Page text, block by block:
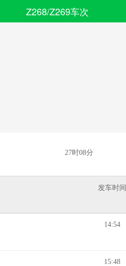
Z268/Z269车次
27时08分
发车时间
14:54
15:48